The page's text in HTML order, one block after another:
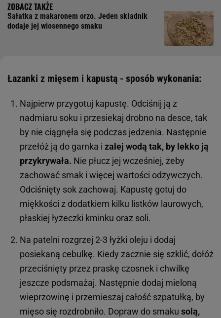
Sałatka z makaronem orzo. Jeden składnik
dodaje jej wiosennego smaku
Łazanki z mięsem i kapustą - sposób wykonania:
Najpierw przygotuj kapustę. Odciśnij ją z
nadmiaru soku i przesiekaj drobno na desce, tak
by nie ciągnęła się podczas jedzenia. Następnie
przełóż ją do garnka i zalej wodą tak, by lekko ją
przykrywała. Nie płucz jej wcześniej, żeby
zachować smak i więcej wartości odżywczych.
Odciśnięty sok zachowaj. Kapustę gotuj do
miękkości z dodatkiem kilku listków laurowych,
płaskiej łyżeczki kminku oraz soli.
Na patelni rozgrzej 2-3 łyżki oleju i dodaj
posiekaną cebulkę. Kiedy zacznie się szklić, dołóż
przeciśnięty przez praskę czosnek i chwilkę
jeszcze podsmażaj. Następnie dodaj mieloną
wieprzowinę i przemieszaj całość szpatułką, by
mięso się rozdrobniło. Dopraw do smaku solą,